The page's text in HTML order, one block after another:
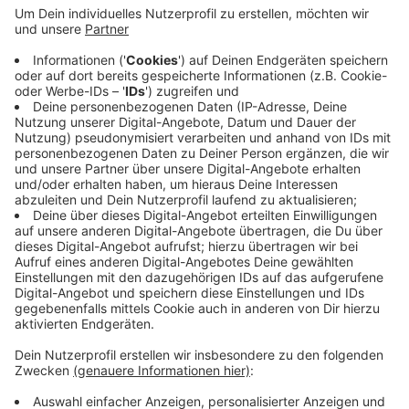
Laut Stadt wurde in den letzten Tagen der Dachstuhl
auf dem Neubau der Unterkunft errichtet. Seit gestern
sind die Arbeiten beendet und damit zwei Wochen
früher als erwartet. Direkt im Anschluss erfolgt die
Dacheindeckung. Eine baugleiche Unterkunft steht
bereits im Kempener Stadtteil Voesch auf dem
Gelände einer alten Grundschule. Sie hat 1,7 Millionen
Euro gekostet.
Anzeige
Anzeige